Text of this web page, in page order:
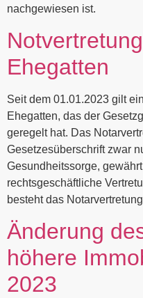
nachgewiesen ist.
Ehegatten
Seit dem 01.01.2023 gilt
Ehegatten, das der
geregelt hat. Das
Gesetzesüberschrift zwar
Gesundheitssorge,
rechtsgeschäftliche
besteht das
Änderung
höhere
2023